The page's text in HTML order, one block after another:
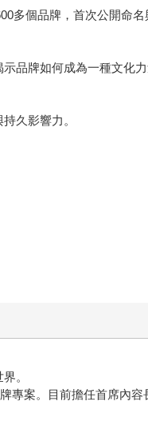
多個品牌，首次公開命名
品牌如何成為一種文化力
久影響力。
。
專案。目前擔任首席內